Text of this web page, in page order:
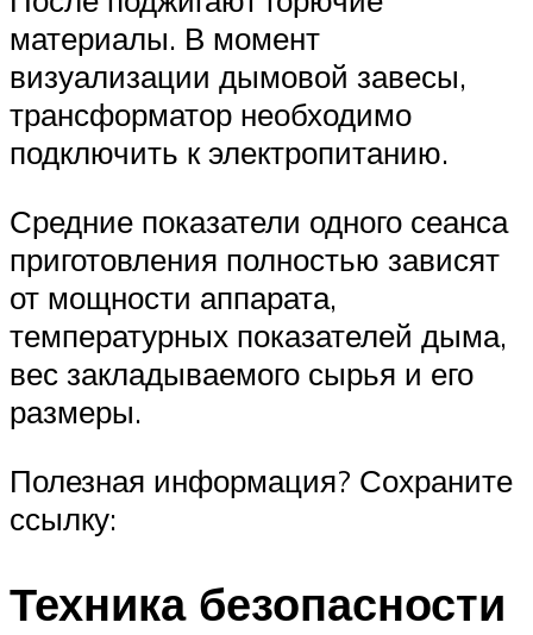
материалы. В момент
визуализации дымовой завесы,
трансформатор необходимо
подключить к электропитанию.
Средние показатели одного сеанса
приготовления полностью зависят
от мощности аппарата,
температурных показателей дыма,
вес закладываемого сырья и его
размеры.
Полезная информация? Сохраните
ссылку:
Техника безопасности